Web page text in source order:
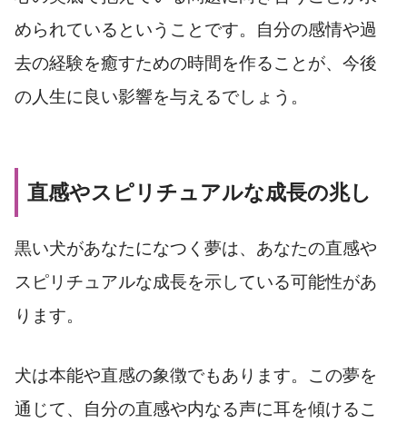
められているということです。自分の感情や過
去の経験を癒すための時間を作ることが、今後
の人生に良い影響を与えるでしょう。
直感やスピリチュアルな成長の兆し
黒い犬があなたになつく夢は、あなたの直感や
スピリチュアルな成長を示している可能性があ
ります。
犬は本能や直感の象徴でもあります。この夢を
通じて、自分の直感や内なる声に耳を傾けるこ